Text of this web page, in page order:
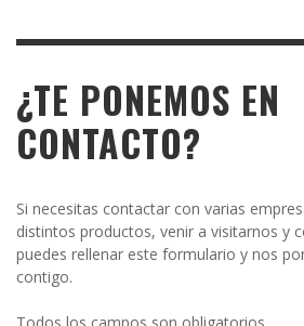
¿TE PONEMOS EN
CONTACTO?
Si necesitas contactar con varias
distintos productos, venir a visitarnos y
puedes rellenar este formulario y nos
contigo.
Todos los campos son obligatorios